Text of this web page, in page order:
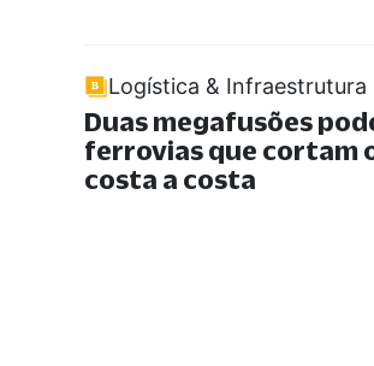
Logística & Infraestrutura
Duas megafusões
ferrovias que cortam
costa a costa